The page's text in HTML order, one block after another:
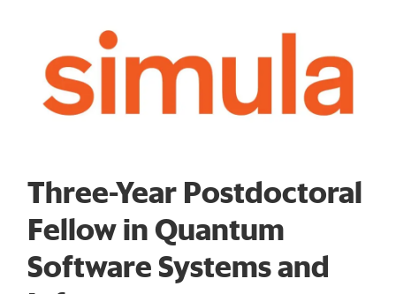
Three-Year Postdoctoral
Fellow in Quantum
Software Systems and